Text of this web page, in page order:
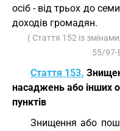
осіб - від трьох до
доходів громадян.
( Стаття 152 із
55/97-
Стаття 153.
насаджень або інших
пунктів
Знищення або